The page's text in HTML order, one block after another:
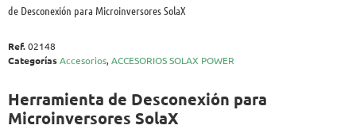
de Desconexión para Microinversores SolaX
Ref.02148
CategoríasAccesorios,ACCESORIOS SOLAX POWER
Herramienta de Desconexión para
Microinversores SolaX